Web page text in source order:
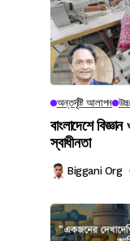
অন্তর্দৃষ্টি আলাপন
বাংলাদেশে
স্বাধীনতা
Biggani Org